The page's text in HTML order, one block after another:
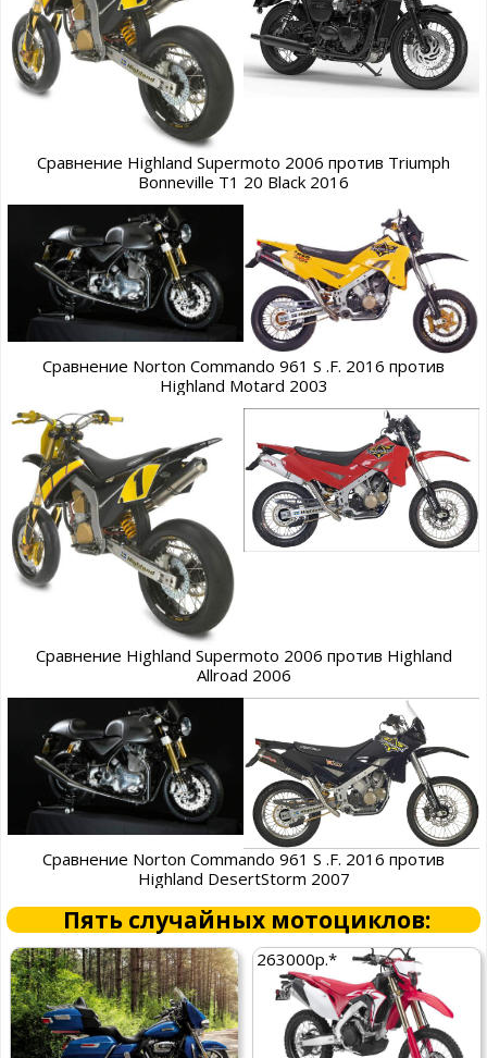
Сравнение Highland Supermoto 2006 против Triumph
Bonneville T1 20 Black 2016
Сравнение Norton Commando 961 S .F. 2016 против
Highland Motard 2003
Сравнение Highland Supermoto 2006 против Highland
Allroad 2006
Сравнение Norton Commando 961 S .F. 2016 против
Highland DesertStorm 2007
Пять случайных мотоциклов:
263000р.*